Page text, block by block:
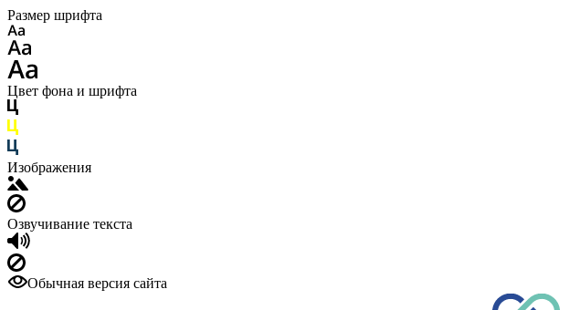
Размер шрифта
Цвет фона и шрифта
Изображения
Озвучивание текста
Обычная версия сайта